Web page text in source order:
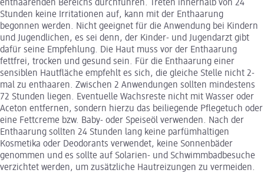
enthaarenden Bereichs durchführen. Treten innerhalb von 24
Stunden keine Irritationen auf, kann mit der Enthaarung
begonnen werden. Nicht geeignet für die Anwendung bei Kindern
und Jugendlichen, es sei denn, der Kinder- und Jugendarzt gibt
dafür seine Empfehlung. Die Haut muss vor der Enthaarung
fettfrei, trocken und gesund sein. Für die Enthaarung einer
sensiblen Hautfläche empfehlt es sich, die gleiche Stelle nicht 2-
mal zu enthaaren. Zwischen 2 Anwendungen sollten mindestens
72 Stunden liegen. Eventuelle Wachsreste nicht mit Wasser oder
Aceton entfernen, sondern hierzu das beiliegende Pflegetuch oder
eine Fettcreme bzw. Baby- oder Speiseöl verwenden. Nach der
Enthaarung sollten 24 Stunden lang keine parfümhaltigen
Kosmetika oder Deodorants verwendet, keine Sonnenbäder
genommen und es sollte auf Solarien- und Schwimmbadbesuche
verzichtet werden, um zusätzliche Hautreizungen zu vermeiden.